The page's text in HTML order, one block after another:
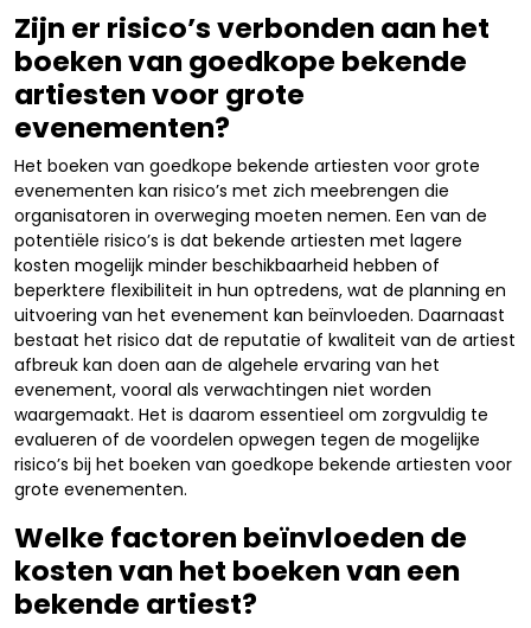
Zijn er risico’s verbonden aan het
boeken van goedkope bekende
artiesten voor grote
evenementen?
Het boeken van goedkope bekende artiesten voor grote
evenementen kan risico’s met zich meebrengen die
organisatoren in overweging moeten nemen. Een van de
potentiële risico’s is dat bekende artiesten met lagere
kosten mogelijk minder beschikbaarheid hebben of
beperktere flexibiliteit in hun optredens, wat de planning en
uitvoering van het evenement kan beïnvloeden. Daarnaast
bestaat het risico dat de reputatie of kwaliteit van de artiest
afbreuk kan doen aan de algehele ervaring van het
evenement, vooral als verwachtingen niet worden
waargemaakt. Het is daarom essentieel om zorgvuldig te
evalueren of de voordelen opwegen tegen de mogelijke
risico’s bij het boeken van goedkope bekende artiesten voor
grote evenementen.
Welke factoren beïnvloeden de
kosten van het boeken van een
bekende artiest?